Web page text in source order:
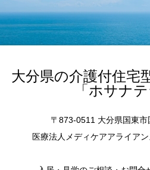
大分県の介護付住宅
「ホサナテ
〒873-0511 大分県国東市
医療法人メディケアアライア